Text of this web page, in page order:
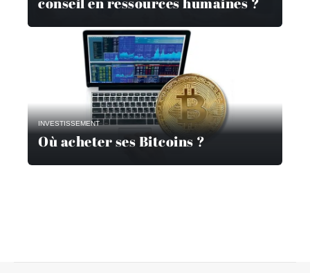
INVESTISSEMENT
Où acheter ses Bitcoins ?